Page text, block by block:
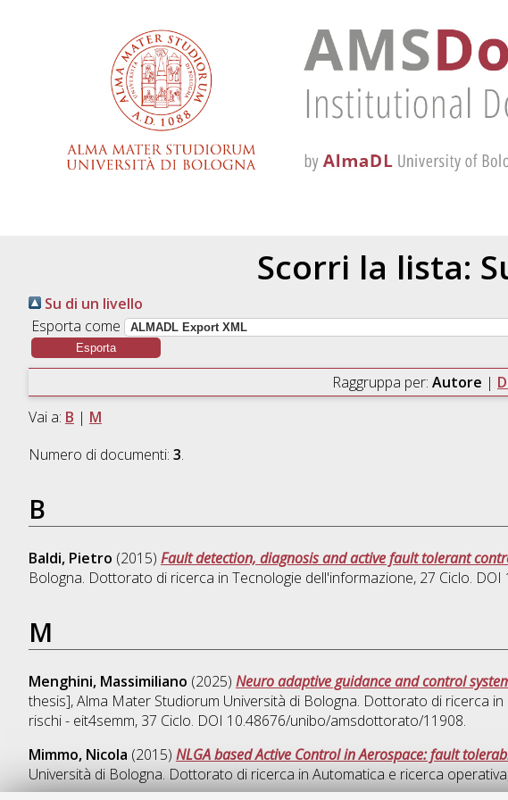
Scorri la lista:
Su di un livello
Esporta come
Raggruppa per: Autore |
Vai a: B | M
Numero di documenti: 3.
B
Baldi, Pietro (2015) Fault detection, diagnosis and active fault tolerant
Bologna. Dottorato di ricerca in Tecnologie dell'informazione, 27 Ciclo.
M
Menghini, Massimiliano (2025) Neuro adaptive guidance and control
thesis], Alma Mater Studiorum Università di Bologna. Dottorato di ricerca in
rischi - eit4semm, 37 Ciclo. DOI 10.48676/unibo/amsdottorato/11908.
Mimmo, Nicola (2015) NLGA based Active Control in Aerospace: fault
Università di Bologna. Dottorato di ricerca in Automatica e ricerca operativa